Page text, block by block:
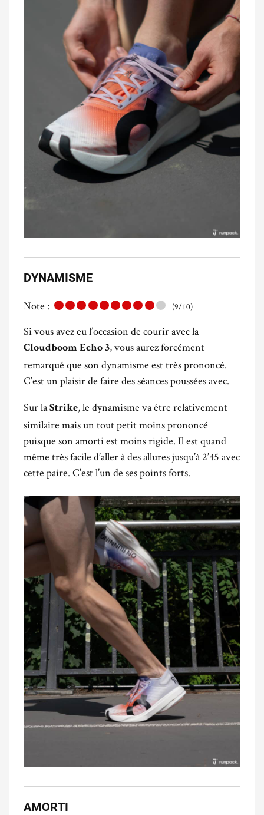
DYNAMISME
Note : (9/10)
Si vous avez eu l’occasion de courir avec la
Cloudboom Echo 3, vous aurez forcément
remarqué que son dynamisme est très prononcé.
C’est un plaisir de faire des séances poussées avec.
Sur laStrike, le dynamisme va être relativement
similaire mais un tout petit moins prononcé
puisque son amorti est moins rigide. Il est quand
même très facile d’aller à des allures jusqu’à 2’45 avec
cette paire. C’est l’un de ses points forts.
AMORTI